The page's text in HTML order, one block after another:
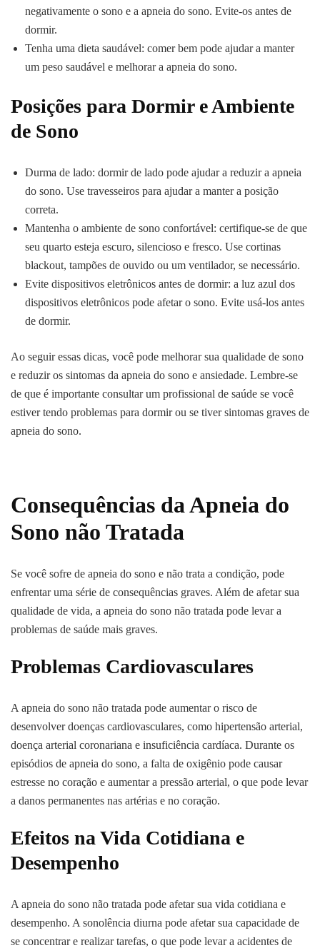
negativamente o sono e a apneia do sono. Evite-os antes de
dormir.
Tenha uma dieta saudável: comer bem pode ajudar a manter
um peso saudável e melhorar a apneia do sono.
Posições para Dormir e Ambiente
de Sono
Durma de lado: dormir de lado pode ajudar a reduzir a apneia
do sono. Use travesseiros para ajudar a manter a posição
correta.
Mantenha o ambiente de sono confortável: certifique-se de que
seu quarto esteja escuro, silencioso e fresco. Use cortinas
blackout, tampões de ouvido ou um ventilador, se necessário.
Evite dispositivos eletrônicos antes de dormir: a luz azul dos
dispositivos eletrônicos pode afetar o sono. Evite usá-los antes
de dormir.
Ao seguir essas dicas, você pode melhorar sua qualidade de sono
e reduzir os sintomas da apneia do sono e ansiedade. Lembre-se
de que é importante consultar um profissional de saúde se você
estiver tendo problemas para dormir ou se tiver sintomas graves de
apneia do sono.
Consequências da Apneia do
Sono não Tratada
Se você sofre de apneia do sono e não trata a condição, pode
enfrentar uma série de consequências graves. Além de afetar sua
qualidade de vida, a apneia do sono não tratada pode levar a
problemas de saúde mais graves.
Problemas Cardiovasculares
A apneia do sono não tratada pode aumentar o risco de
desenvolver doenças cardiovasculares, como hipertensão arterial,
doença arterial coronariana e insuficiência cardíaca. Durante os
episódios de apneia do sono, a falta de oxigênio pode causar
estresse no coração e aumentar a pressão arterial, o que pode levar
a danos permanentes nas artérias e no coração.
Efeitos na Vida Cotidiana e
Desempenho
A apneia do sono não tratada pode afetar sua vida cotidiana e
desempenho. A sonolência diurna pode afetar sua capacidade de
se concentrar e realizar tarefas, o que pode levar a acidentes de